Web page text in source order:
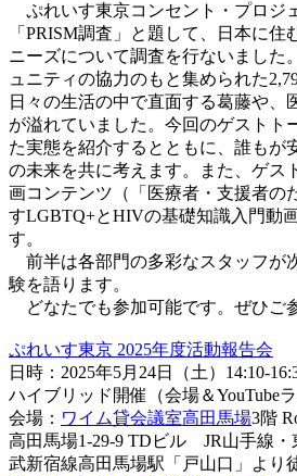
ぷれいす東京コンセント・プロジ
「PRISM調査」と題して、日本に
ニーズについて調査を行ないました
ュニティの協力のもと集められた
日々の生活の中で直面する葛藤や、
が溢れていました。今回のゲストト
た実態を紹介するとともに、誰もが
の未来を共に考えます。また、ゲス
画コンテンツ（「医療者・支援者の
すLGBTQ+とHIVの基礎知識入門動
す。
前半は各部門の多彩なスタッフが
験を語ります。
どなたでも参加可能です。ぜひご
ぷれいす東京 2025年度活動報告会
日時：2025年5月24日（土）14:10-
ハイブリッド開催（会場＆YouTubeラ
会場： ワイム貸会議室高田馬場3階
高田馬場1-29-9 TDビル JR山手線・
武新宿線高田馬場駅「戸山口」より